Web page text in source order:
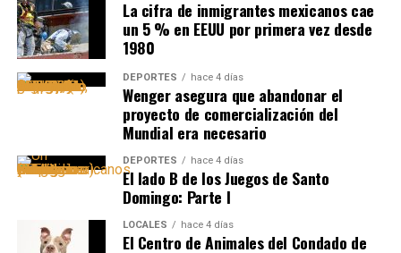
La cifra de inmigrantes mexicanos cae
un 5 % en EEUU por primera vez desde
1980
DEPORTES hace 4 días
Wenger asegura que abandonar el
proyecto de comercialización del
Mundial era necesario
DEPORTES hace 4 días
El lado B de los Juegos de Santo
Domingo: Parte I
LOCALES hace 4 días
El Centro de Animales del Condado de